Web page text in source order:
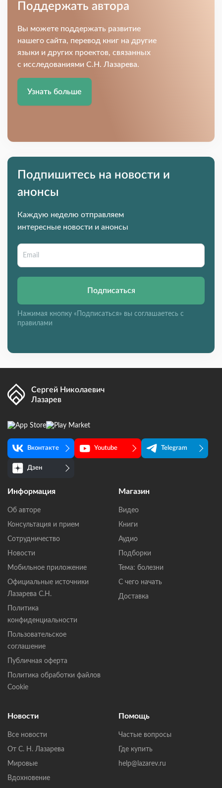
Поддержать автора
Вы можете поддержать развитие
нашего сайта, перевод книг на другие
языки и других проектов, связанных
с исследованиями С.Н. Лазарева.
Узнать больше
Подпишитесь на новости и
анонсы
Каждую неделю отправляем
интересные новости и анонсы
Подписаться
Нажимая кнопку «Подписаться» вы соглашаетесь с
правилами
Сергей Николаевич
Лазарев
Вконтакте Youtube Telegram
Дзен
Информация
Об авторе
Консультация и прием
Сотрудничество
Новости
Мобильное приложение
Официальные источники
Лазарева С.Н.
Политика
конфиденциальности
Пользовательское
соглашение
Публичная оферта
Политика обработки файлов
Cookie
Магазин
Видео
Книги
Аудио
Подборки
Тема: болезни
С чего начать
Доставка
Новости
Все новости
От С. Н. Лазарева
Мировые
Вдохновение
Помощь
Частые вопросы
Где купить
help@lazarev.ru